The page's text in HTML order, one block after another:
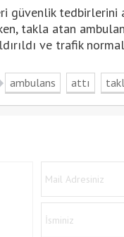
güvenlik tedbirlerini
takla atan
ve trafik
ambulans attı